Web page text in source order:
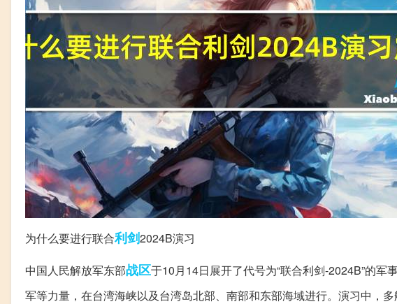
为什么要进行联合利剑2024B演习
中国人民解放军东部战区于10月14日展开了代号为“联合利剑-2024B”的
军等力量，在台湾海峡以及台湾岛北部、南部和东部海域进行。演习中，